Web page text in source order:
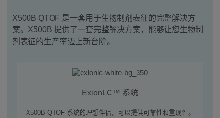
X500B QTOF 是一套用于生物制剂表征的完整解决方
案。X500B 提供了一套完整解决方案，能够让您生物制
剂表征的生产率迈上新台阶。
ExionLC™ 系统
X500B QTOF 系统的理想伴侣，可以提供可靠性和重现性。